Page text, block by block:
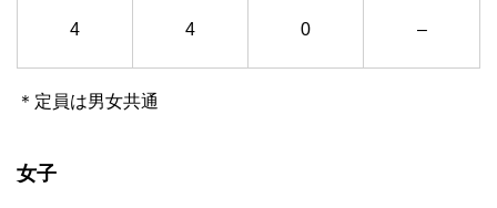
4 4 0 –
＊定員は男女共通
女子